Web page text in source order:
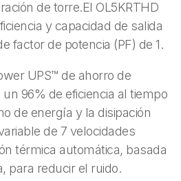
de torre.El OL5KRTHD
y capacidad de salida
factor de potencia (PF) de 1.
UPS™ de ahorro de
96% de eficiencia al tiempo
de energía y la disipación
de 7 velocidades
térmica automática, basada
para reducir el ruido.